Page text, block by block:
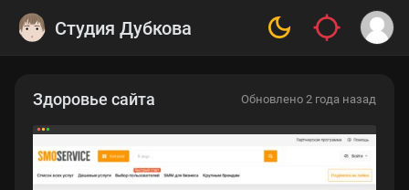
Студия Дубкова
Здоровье сайта Обновлено 2 года назад